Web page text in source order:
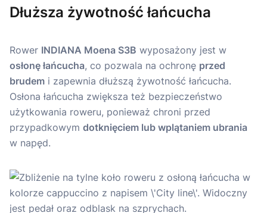
Dłuższa żywotność łańcucha
Rower INDIANA Moena S3B wyposażony jest w
osłonę łańcucha, co pozwala na ochronę przed
brudem i zapewnia dłuższą żywotność łańcucha.
Osłona łańcucha zwiększa też bezpieczeństwo
użytkowania roweru, ponieważ chroni przed
przypadkowym dotknięciem lub wplątaniem ubrania
w napęd.